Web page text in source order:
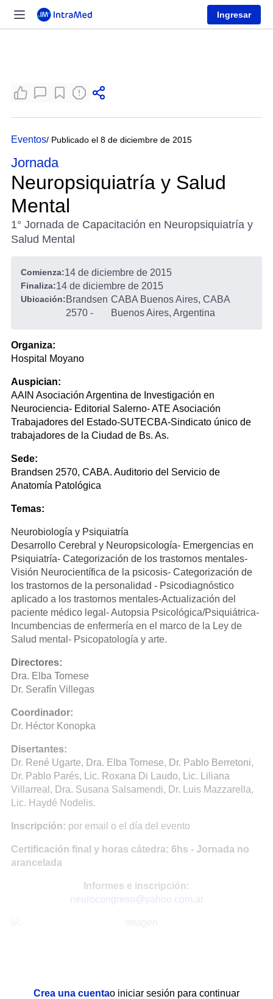
Ingresar
Eventos/ Publicado el 8 de diciembre de 2015
Jornada
Neuropsiquiatría y Salud
Mental
1° Jornada de Capacitación en Neuropsiquiatría y
Salud Mental
Comienza:14 de diciembre de 2015
Finaliza:14 de diciembre de 2015
Ubicación:Brandsen
2570 -
CABA Buenos Aires, CABA
Buenos Aires, Argentina
Organiza:
Hospital Moyano
Auspician:
AAIN Asociación Argentina de Investigación en
Neurociencia- Editorial Salerno- ATE Asociación
Trabajadores del Estado-SUTECBA-Sindicato único de
trabajadores de la Ciudad de Bs. As.
Sede:
Brandsen 2570, CABA. Auditorio del Servicio de
Anatomía Patológica
Temas:
Neurobiología y Psiquiatría
Desarrollo Cerebral y Neuropsicología- Emergencias en
Psiquiatría- Categorización de los trastornos mentales-
Visión Neurocientífica de la psicosis- Categorización de
los trastornos de la personalidad - Psicodiagnóstico
aplicado a los trastornos mentales-Actualización del
paciente médico legal- Autopsia Psicológica/Psiquiátrica-
Incumbencias de enfermería en el marco de la Ley de
Salud mental- Psicopatología y arte.
Directores:
Dra. Elba Tornese
Dr. Serafín Villegas
Coordinador:
Dr. Héctor Konopka
Disertantes:
Dr. René Ugarte, Dra. Elba Tornese, Dr. Pablo Berretoni,
Dr. Pablo Parés, Lic. Roxana Di Laudo, Lic. Liliana
Villarreal, Dra. Susana Salsamendi, Dr. Luis Mazzarella,
Lic. Haydé Nodelis.
Inscripción: por email o el día del evento
Certificación final y horas cátedra: 6hs - Jornada no
arancelada
Informes e inscripción:
neurocongreso@yahoo.com.ar
Crea una cuentao iniciar sesión para continuar